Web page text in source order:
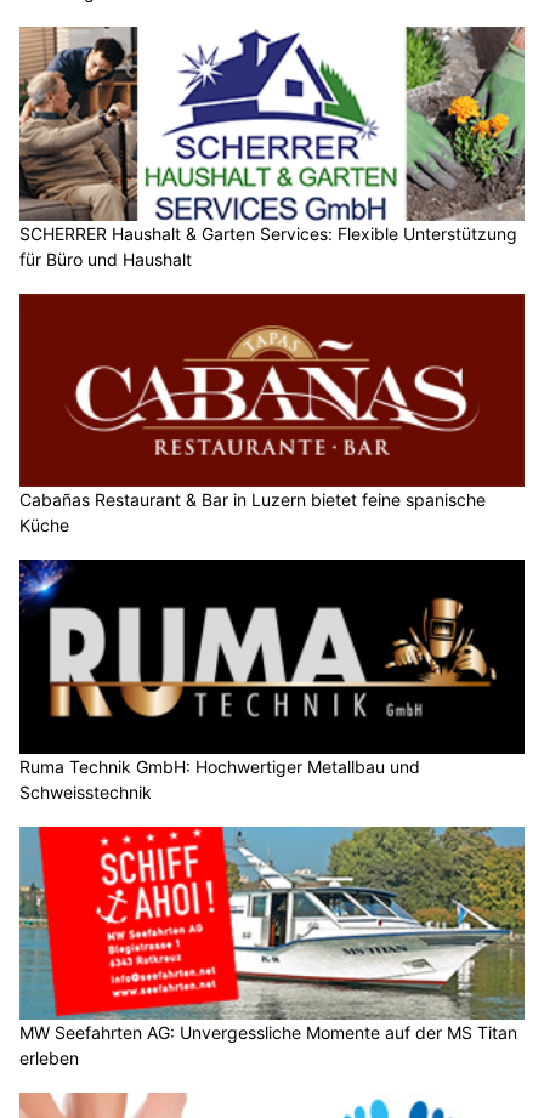
SCHERRER Haushalt & Garten Services: Flexible Unterstützung
für Büro und Haushalt
Cabañas Restaurant & Bar in Luzern bietet feine spanische
Küche
Ruma Technik GmbH: Hochwertiger Metallbau und
Schweisstechnik
MW Seefahrten AG: Unvergessliche Momente auf der MS Titan
erleben